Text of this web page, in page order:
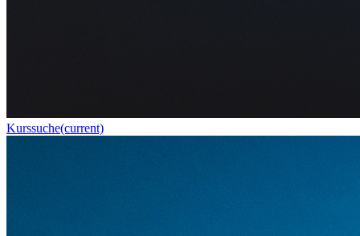
Kurssuche(current)